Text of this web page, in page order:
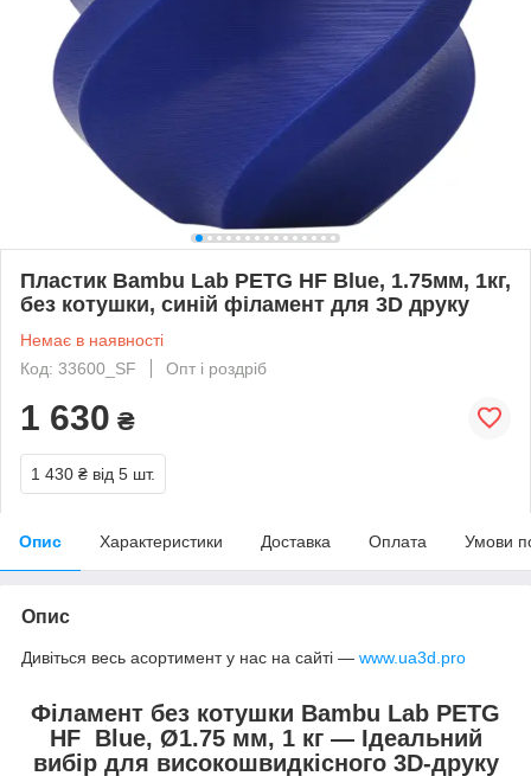
Пластик Bambu Lab PETG HF Blue, 1.75мм, 1кг,
без котушки, синій філамент для 3D друку
Немає в наявності
Код: 33600_SF
Опт і роздріб
1 630 ₴
1 430 ₴ від 5 шт.
Опис Характеристики Доставка Оплата Умови
Опис
Дивіться весь асортимент у нас на сайті — www.ua3d.pro
Філамент без котушки Bambu Lab PETG
HF Blue, Ø1.75 мм, 1 кг — Ідеальний
вибір для високошвидкісного 3D-друку